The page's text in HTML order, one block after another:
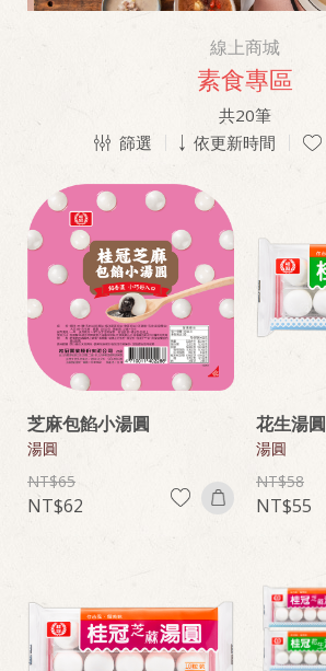
線上商城
素食專區
共20筆
篩選
依更新時間
芝麻包餡小湯圓
湯圓
65
62
花生湯圓
湯圓
58
55